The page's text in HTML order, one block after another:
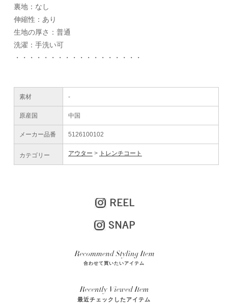
裏地：なし
伸縮性：あり
生地の厚さ：普通
洗濯：手洗い可
・・・・・・・・・・・・・・・・・・
素材 -
原産国 中国
メーカー品番 5126100102
カテゴリー アウター トレンチコート
REEL
SNAP
合わせて買いたいアイテム
最近チェックしたアイテム